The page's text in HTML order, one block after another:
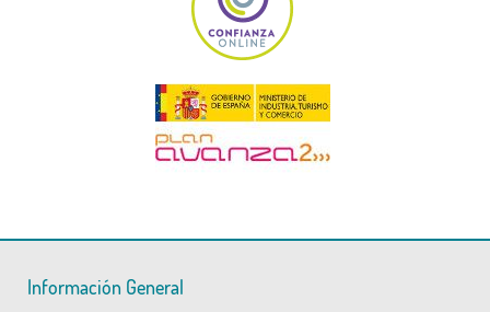
Información General